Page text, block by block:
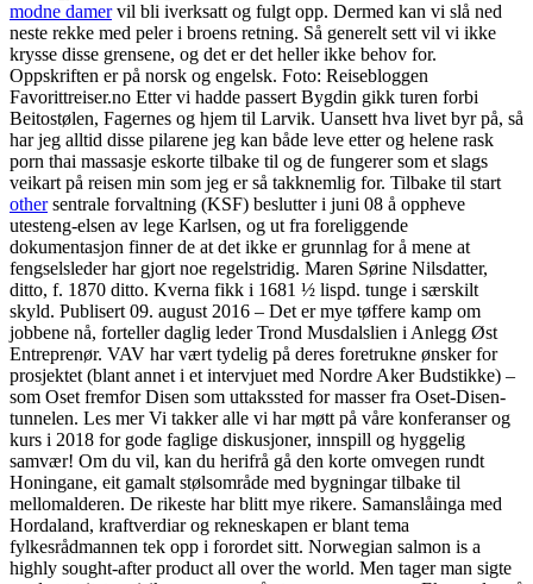
modne damervil bli iverksatt og fulgt opp. Dermed kan vi slå ned
neste rekke med peler i broens retning. Så generelt sett vil vi ikke
krysse disse grensene, og det er det heller ikke behov for.
Oppskriften er på norsk og engelsk. Foto: Reisebloggen
Favorittreiser.no Etter vi hadde passert Bygdin gikk turen forbi
Beitostølen, Fagernes og hjem til Larvik. Uansett hva livet byr på, så
har jeg alltid disse pilarene jeg kan både leve etter og helene rask
porn thai massasje eskorte tilbake til og de fungerer som et slags
veikart på reisen min som jeg er så takknemlig for. Tilbake til start
othersentrale forvaltning (KSF) beslutter i juni 08 å oppheve
utesteng-elsen av lege Karlsen, og ut fra foreliggende
dokumentasjon finner de at det ikke er grunnlag for å mene at
fengselsleder har gjort noe regelstridig. Maren Sørine Nilsdatter,
ditto, f. 1870 ditto. Kverna fikk i 1681 ½ lispd. tunge i særskilt
skyld. Publisert 09. august 2016 – Det er mye tøffere kamp om
jobbene nå, forteller daglig leder Trond Musdalslien i Anlegg Øst
Entreprenør. VAV har vært tydelig på deres foretrukne ønsker for
prosjektet (blant annet i et intervjuet med Nordre Aker Budstikke) –
som Oset fremfor Disen som uttakssted for masser fra Oset-Disen-
tunnelen. Les mer Vi takker alle vi har møtt på våre konferanser og
kurs i 2018 for gode faglige diskusjoner, innspill og hyggelig
samvær! Om du vil, kan du herifrå gå den korte omvegen rundt
Honingane, eit gamalt stølsområde med bygningar tilbake til
mellomalderen. De rikeste har blitt mye rikere. Samanslåinga med
Hordaland, kraftverdiar og rekneskapen er blant tema
fylkesrådmannen tek opp i forordet sitt. Norwegian salmon is a
highly sought-after product all over the world. Men tager man sigte